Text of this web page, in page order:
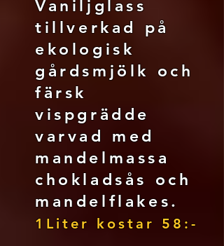
Vaniljglass
tillverkad på
ekologisk
gårdsmjölk och
färsk
vispgrädde
varvad med
mandelmassa
chokladsås och
mandelflakes.
1Liter kostar 5 8:-